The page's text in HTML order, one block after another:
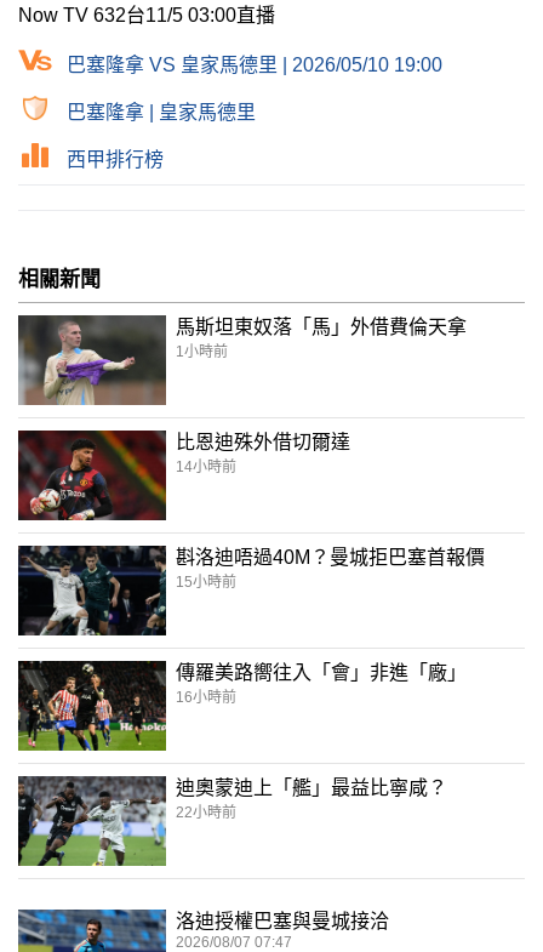
Now TV 632台11/5 03:00直播
巴塞隆拿 VS 皇家馬德里 | 2026/05/10 19:00
巴塞隆拿 皇家馬德里
西甲排行榜
相關新聞
馬斯坦東奴落「馬」外借費倫天拿
1小時前
比恩迪殊外借切爾達
14小時前
斟洛迪唔過40M？曼城拒巴塞首報價
15小時前
傳羅美路嚮往入「會」非進「廠」
16小時前
迪奧蒙迪上「艦」最益比寧咸？
22小時前
洛迪授權巴塞與曼城接洽
2026/08/07 07:47